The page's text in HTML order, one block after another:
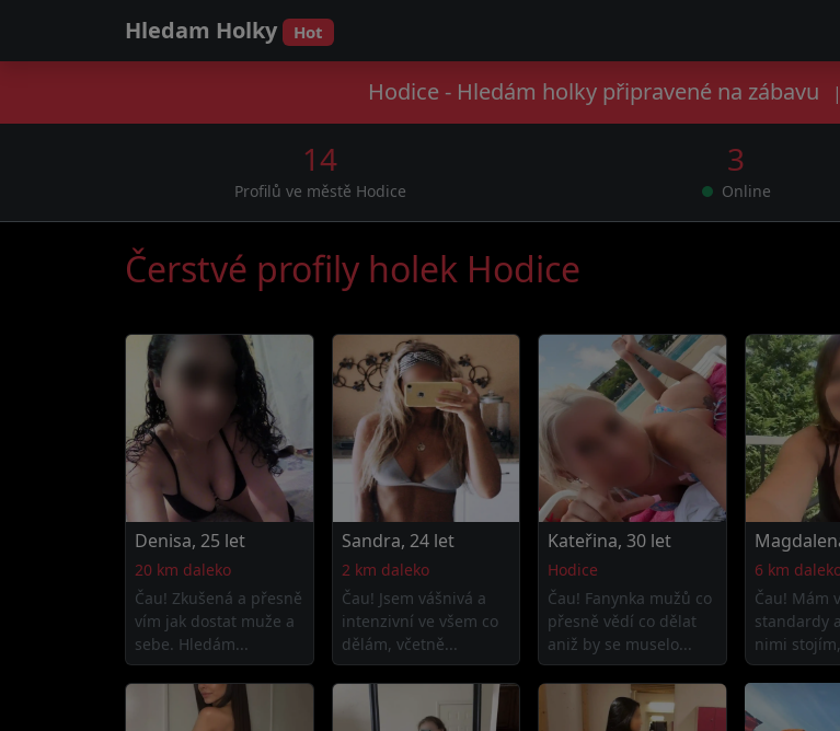
Hledam Holky Hot
Hodice - Hledám holky připravené na zábavu |
14
Profilů ve městě Hodice
3
Online
Čerstvé profily holek Hodice
Denisa, 25 let
20 km daleko
Čau! Zkušená a přesně
vím jak dostat muže a
sebe. Hledám...
Sandra, 24 let
2 km daleko
Čau! Jsem vášnivá a
intenzivní ve všem co
dělám, včetně...
Kateřina, 30 let
Hodice
Čau! Fanynka mužů co
přesně vědí co dělat
aniž by se muselo...
6 km
Čau! Mám
standardy
nimi